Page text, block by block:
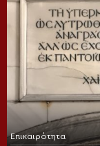
Επικαιρότητα